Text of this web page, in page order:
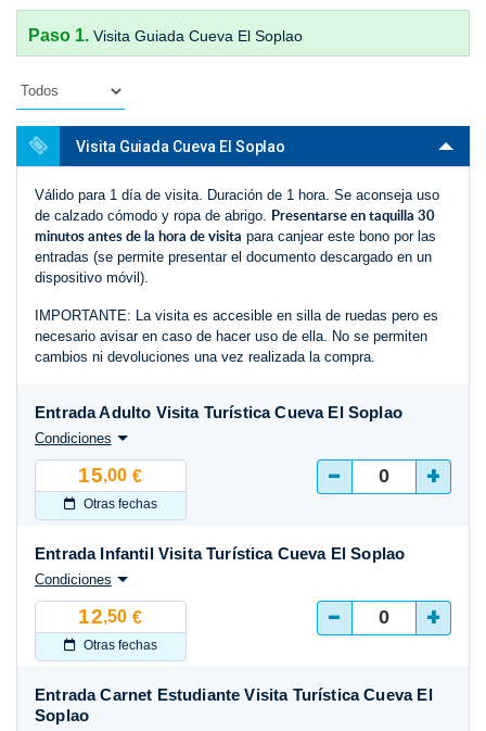
Paso 1. Visita Guiada Cueva El Soplao
Visita Guiada Cueva El Soplao
Válido para 1 día de visita. Duración de 1 hora. Se aconseja uso
de calzado cómodo y ropa de abrigo. Presentarse en taquilla 30
minutos antes de la hora de visita para canjear este bono por las
entradas (se permite presentar el documento descargado en un
dispositivo móvil).
IMPORTANTE: La visita es accesible en silla de ruedas pero es
necesario avisar en caso de hacer uso de ella. No se permiten
cambios ni devoluciones una vez realizada la compra.
15,00 €
Otras fechas
Entrada Adulto Visita Turística Cueva El Soplao
Condiciones
- +
12,50 €
Otras fechas
Entrada Infantil Visita Turística Cueva El Soplao
Condiciones
- +
Entrada Carnet Estudiante Visita Turística Cueva El
Soplao